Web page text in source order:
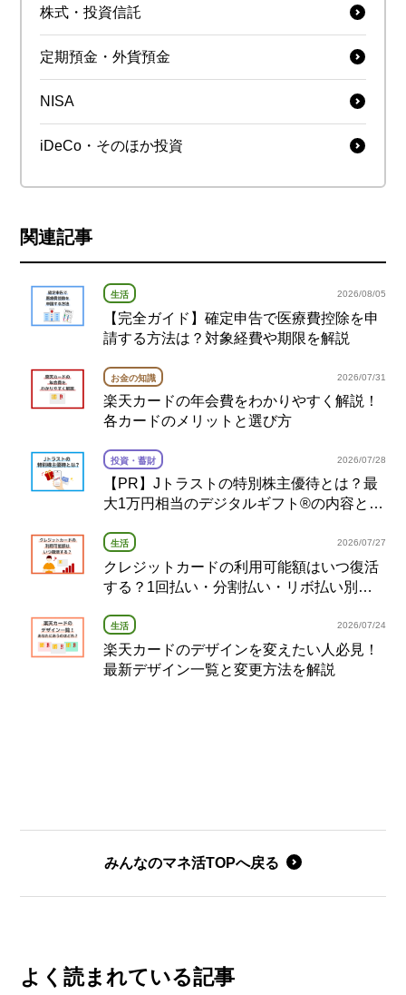
株式・投資信託
定期預金・外貨預金
NISA
iDeCo・そのほか投資
関連記事
生活 2026/08/05
【完全ガイド】確定申告で医療費控除を申
請する方法は？対象経費や期限を解説
お金の知識 2026/07/31
楽天カードの年会費をわかりやすく解説！
各カードのメリットと選び方
投資・蓄財 2026/07/28
【PR】Jトラストの特別株主優待とは？最
大1万円相当のデジタルギフト®の内容と注
生活 2026/07/27
クレジットカードの利用可能額はいつ復活
する？1回払い・分割払い・リボ払い別の
生活 2026/07/24
楽天カードのデザインを変えたい人必見！
最新デザイン一覧と変更方法を解説
みんなのマネ活TOPへ戻る
よく読まれている記事